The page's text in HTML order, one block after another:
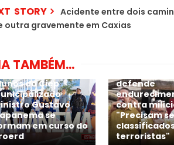
STORY
Acidente entre dois
outra gravemente em Caxias
TAMBÉM...
do Ciep
Gustavo
se
em curso do
defende
contra
"Precisam
terroristas"